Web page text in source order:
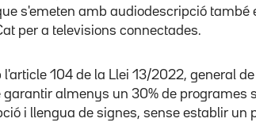
s'emeten amb audiodescripció
per a televisions connectades.
l'article 104 de la Llei 13/2022, general
garantir almenys un 30% de
i llengua de signes, sense establir